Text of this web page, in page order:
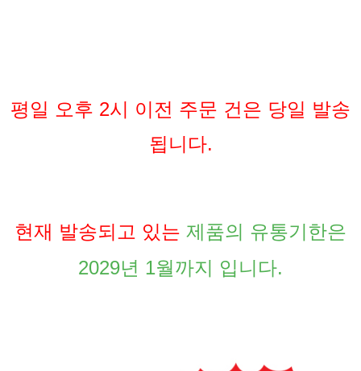
평일 오후 2시 이전 주문 건은 당일 발송
됩니다.
현재 발송되고 있는 제품의 유통기한은
2029년 1월까지 입니다.